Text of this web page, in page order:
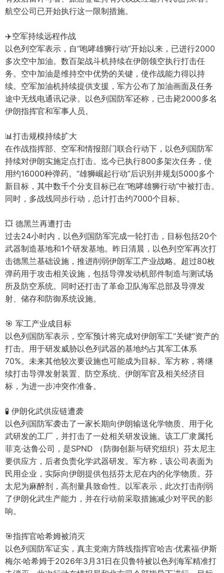
航空公司已开始执行这一限制措施。
✈️空军持续远程作战
以色列空军表示，自“咆哮雄狮行动”开始以来，已进行2000
多次空中加油。数百架战斗机持续在伊朗领空执行打击任
务。空中加油是维持空中优势的关键，使作战能力得以持
续。空军加油机持续提供支援，军方公布了加油画面及任务
途中无线电通讯记录。以色列国防军还称，已击毙2000多名
伊朗指挥官和军事人员。
📊打击规模持续扩大
在作战指挥部、空军和情报部门联合行动下，以色列国防军
持续对伊朗实施定点打击。迄今已执行800多架次任务，使
用约16000种弹药。“雄狮崛起行动”后识别并规划5000多个
新目标，其中数千个分支目标已在“咆哮雄狮行动”中被打击。
同时，多战线同步行动，总计打击约7000个目标。
💥 德黑兰再遭打击
过去24小时内，以色列国防军完成一轮打击，目标包括20个
武器制造基地和1个研发基地。昨日清晨，以色列空军再次打
击德黑兰基础设施，推进削弱伊朗军工产业战略。超过80枚
弹药用于攻击相关设施，包括导弹发动机部件制造与测试场
所及防空系统。同时还打击了革命卫队海军总部及导弹发
射、储存和防御系统设施。
🎯 军工产业成目标
以色列国防军表示，空军预计将完成对伊朗军工“关键”资产的
打击。用于研发威胁以色列武器的基地约占其军工体系
70%。未来其他较次要设施也可能成为目标。军方称，将继
续打击导弹发射装置、防空系统、伊朗军官及相关经济目
标，为进一步冲突作准备。
🧪 伊朗化武供应链遭袭
以色列国防军袭击了一家长期向伊朗输送化学物质、用于化
武研发的工厂，并打击了一处相关研发设施。该工厂隶属托
菲克·达鲁公司，是SPND （防御创新与研究组织）芬太尼主
要供应方，后者负责化学武器研发。军方称，该公司表面为
民用企业，实际向伊朗提供包括芬太尼在内的化学物质。芬
太尼为麻醉剂，高剂量具致命性。以军表示，此次打击削弱
了伊朗化武生产能力，并在行动前采取措施减少对平民的影
响。
🎯指挥官哈希姆被消灭
以色列国防军证实，真主党南方阵线指挥官哈吉·优素福·伊斯
梅尔·哈希姆于2026年3月31日在贝鲁特被以色列海军精准打